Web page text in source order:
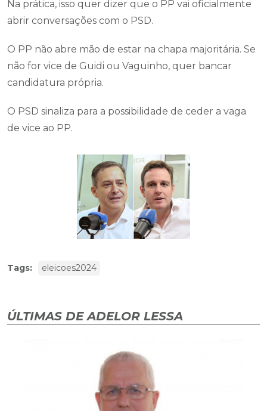
Na prática, isso quer dizer que o PP vai oficialmente
abrir conversações com o PSD.
O PP não abre mão de estar na chapa majoritária. Se
não for vice de Guidi ou Vaguinho, quer bancar
candidatura própria.
O PSD sinaliza para a possibilidade de ceder a vaga
de vice ao PP.
Tags: eleicoes2024
ÚLTIMAS DE ADELOR LESSA